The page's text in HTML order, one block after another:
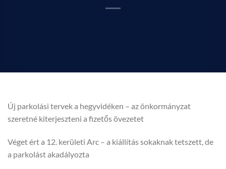
Új parkolási tervek a hegyvidéken – az önkormányzat
szeretné kiterjeszteni a fizetős övezetet
Véget ért a 12. kerületi Arc – a kiállítás sokaknak tetszett, de
a parkolást akadályozta